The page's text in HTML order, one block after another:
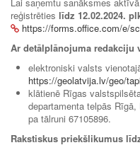
reģistrēties līdz 12.02.2024.
https://forms.office.com/e/
Ar detālplānojuma redakciju
elektroniski valsts
https://geolatvija.lv/geo/
klātienē Rīgas
departamenta telpās
pa tālruni 67105896.
Rakstiskus priekšlikumus